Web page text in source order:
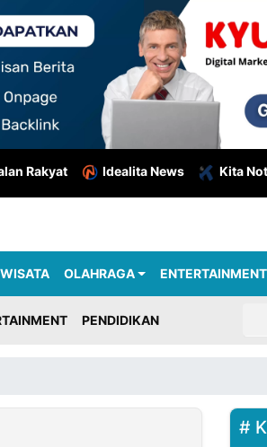
Rakyat Idealita News Kita
OLAHRAGA ENTERTAINMENT
PENDIDIKAN